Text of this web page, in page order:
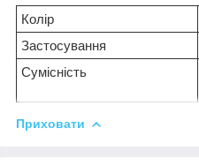
Колір
Застосування
Сумісність
Приховати